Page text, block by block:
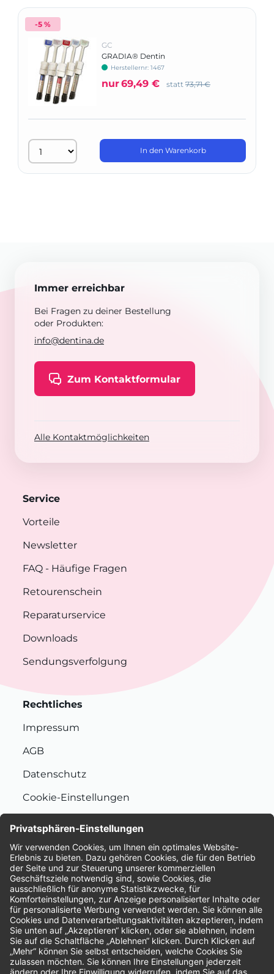
-5 %
GC
GRADIA® Dentin
Herstellernr: 1467
nur69,49 € statt 73,71 €
In den Warenkorb
Immer erreichbar
Bei Fragen zu deiner Bestellung
oder Produkten:
info@dentina.de
Zum Kontaktformular
Alle Kontaktmöglichkeiten
Service
Vorteile
Newsletter
FAQ - Häufige Fragen
Retourenschein
Reparaturservice
Downloads
Sendungsverfolgung
Rechtliches
Impressum
AGB
Datenschutz
Cookie-Einstellungen
Bewertungen